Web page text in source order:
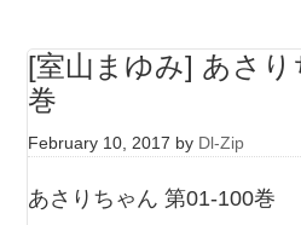
[室山まゆみ] あさ
巻
February 10, 2017 by Dl-Zip
あさりちゃん 第01-100巻